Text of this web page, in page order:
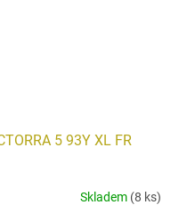
5 93Y XL FR
Skladem (8 ks)